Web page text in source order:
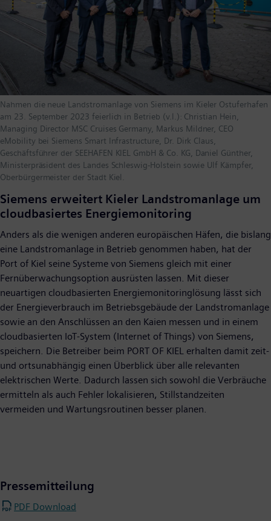
Nahmen die neue Landstromanlage von Siemens im Kieler Ostuferhafen
am 23. September 2023 feierlich in Betrieb (v.l.): Christian Hein,
Managing Director MSC Cruises Germany, Markus Mildner, CEO
eMobility bei Siemens Smart Infrastructure, Dr. Dirk Claus,
Geschäftsführer der SEEHAFEN KIEL GmbH & Co. KG, Daniel Günther,
Ministerpräsident des Landes Schleswig-Holstein sowie Ulf Kämpfer,
Oberbürgermeister der Stadt Kiel.
Siemens erweitert Kieler Landstromanlage um
cloudbasiertes Energiemonitoring
Anders als die wenigen anderen europäischen Häfen, die bislang
eine Landstromanlage in Betrieb genommen haben, hat der
Port of Kiel seine Systeme von Siemens gleich mit einer
Fernüberwachungsoption ausrüsten lassen. Mit dieser
neuartigen cloudbasierten Energiemonitoringlösung lässt sich
der Energieverbrauch im Betriebsgebäude der Landstromanlage
sowie an den Anschlüssen an den Kaien messen und in einem
cloudbasierten IoT-System (Internet of Things) von Siemens,
speichern. Die Betreiber beim PORT OF KIEL erhalten damit zeit-
und ortsunabhängig einen Überblick über alle relevanten
elektrischen Werte. Dadurch lassen sich sowohl die Verbräuche
ermitteln als auch Fehler lokalisieren, Stillstandzeiten
vermeiden und Wartungsroutinen besser planen.
Pressemitteilung
PDF Download